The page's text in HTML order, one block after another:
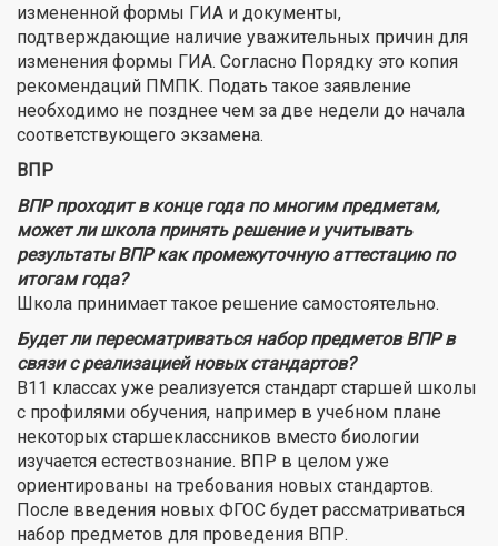
измененной формы ГИА и документы,
подтверждающие наличие уважительных причин для
изменения формы ГИА. Согласно Порядку это копия
рекомендаций ПМПК. Подать такое заявление
необходимо не позднее чем за две недели до начала
соответствующего экзамена.
ВПР
ВПР проходит в конце года по многим предметам,
может ли школа принять решение и учитывать
результаты ВПР как промежуточную аттестацию по
итогам года?
Школа принимает такое решение самостоятельно.
Будет ли пересматриваться набор предметов ВПР в
связи с реализацией новых стандартов?
В11 классах уже реализуется стандарт старшей школы
с профилями обучения, например в учебном плане
некоторых старшеклассников вместо биологии
изучается естествознание. ВПР в целом уже
ориентированы на требования новых стандартов.
После введения новых ФГОС будет рассматриваться
набор предметов для проведения ВПР.